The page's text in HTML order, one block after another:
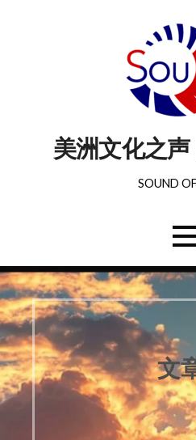
美洲文化之声
SOUND
文